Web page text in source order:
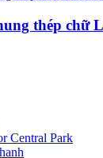
thép chữ